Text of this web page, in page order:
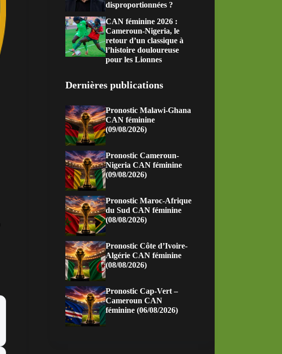
disproportionnées ?
CAN féminine 2026 :
Cameroun-Nigeria, le
retour d’un classique à
l’histoire douloureuse
pour les Lionnes
Dernières publications
Pronostic Malawi-Ghana
CAN féminine
(09/08/2026)
Pronostic Cameroun-
Nigeria CAN féminine
(09/08/2026)
Pronostic Maroc-Afrique
du Sud CAN féminine
(08/08/2026)
Pronostic Côte d’Ivoire-
Algérie CAN féminine
(08/08/2026)
Pronostic Cap-Vert –
Cameroun CAN
féminine (06/08/2026)